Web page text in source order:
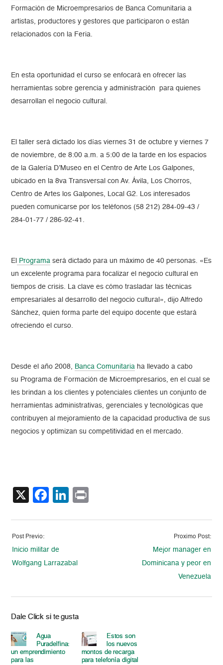
Formación de Microempresarios de Banca Comunitaria a
artistas, productores y gestores que participaron o están
relacionados con la Feria.
En esta oportunidad el curso se enfocará en ofrecer las
herramientas sobre gerencia y administración para quienes
desarrollan el negocio cultural.
El taller será dictado los días viernes 31 de octubre y viernes 7
de noviembre, de 8:00 a.m. a 5:00 de la tarde en los espacios
de la Galería D’Museo en el Centro de Arte Los Galpones,
ubicado en la 8va Transversal con Av. Ávila, Los Chorros,
Centro de Artes los Galpones, Local G2. Los interesados
pueden comunicarse por los teléfonos (58 212) 284-09-43 /
284-01-77 / 286-92-41.
El Programa será dictado para un máximo de 40 personas. «Es
un excelente programa para focalizar el negocio cultural en
tiempos de crisis. La clave es cómo trasladar las técnicas
empresariales al desarrollo del negocio cultural», dijo Alfredo
Sánchez, quien forma parte del equipo docente que estará
ofreciendo el curso.
Desde el año 2008, Banca Comunitaria ha llevado a cabo
su Programa de Formación de Microempresarios, en el cual se
les brindan a los clientes y potenciales clientes un conjunto de
herramientas administrativas, gerenciales y tecnológicas que
contribuyen al mejoramiento de la capacidad productiva de sus
negocios y optimizan su competitividad en el mercado.
X Facebook
LinkedIn
Post Previo:
Inicio militar de
Wolfgang Larrazabal
Proximo Post:
Mejor manager en
Dominicana y peor en
Venezuela
Dale Click si te gusta
Agua
Puradelfina:
un emprendimiento
para las
Estos son
los nuevos
montos de recarga
para telefonía digital